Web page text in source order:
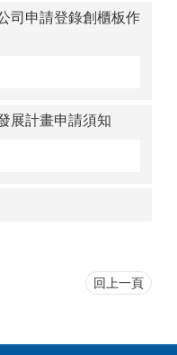
司申請登錄創櫃板作
展計畫申請須知
回上一頁